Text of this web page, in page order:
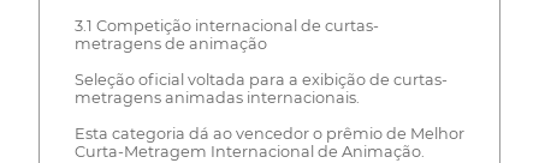
3.1 Competição internacional de curtas-
metragens de animação
Seleção oficial voltada para a exibição de curtas-
metragens animadas internacionais.
Esta categoria dá ao vencedor o prêmio de Melhor
Curta-Metragem Internacional de Animação.